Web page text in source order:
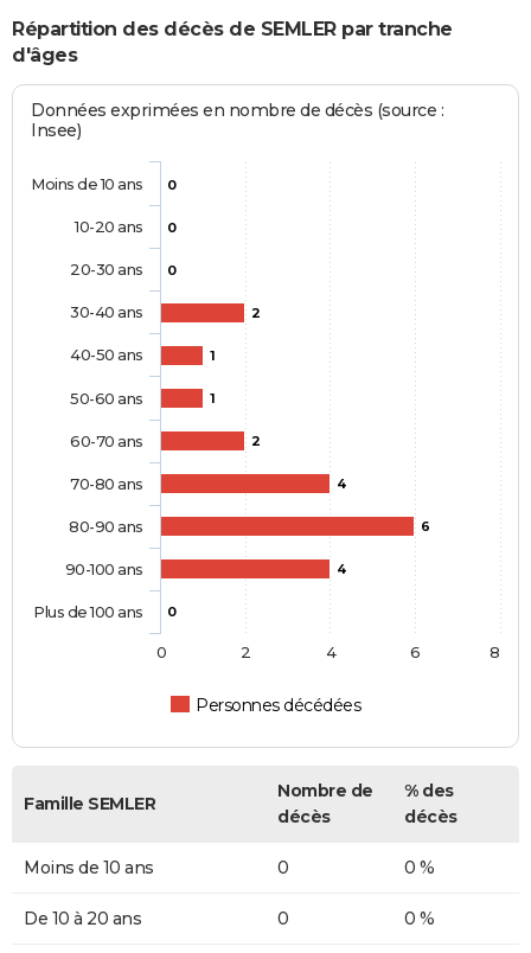
Répartition des décès de SEMLER par tranche
d'âges
Données exprimées en nombre de décès (source :
Insee)
0
0
0
2
1
1
2
4
6
4
0
Personnes décédées
Moins de 10 ans
10-20 ans
20-30 ans
30-40 ans
40-50 ans
50-60 ans
60-70 ans
70-80 ans
80-90 ans
90-100 ans
Plus de 100 ans
0 2 4 6 8
Famille SEMLER
Nombre de
décès
% des
décès
Moins de 10 ans 0 0 %
De 10 à 20 ans 0 0 %